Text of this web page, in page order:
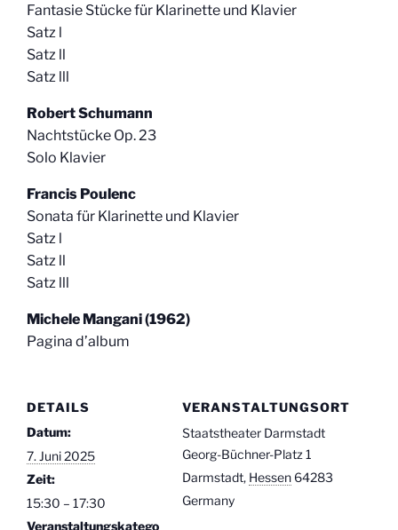
Fantasie Stücke für Klarinette und Klavier
Satz l
Satz ll
Satz lll
Robert Schumann
Nachtstücke Op. 23
Solo Klavier
Francis Poulenc
Sonata für Klarinette und Klavier
Satz l
Satz ll
Satz lll
Michele Mangani (1962)
Pagina d’album
DETAILS
Datum:
7. Juni 2025
Zeit:
15:30 – 17:30
Veranstaltungskatego
VERANSTALTUNGSORT
Staatstheater Darmstadt
Georg-Büchner-Platz 1
Darmstadt, Hessen 64283
Germany